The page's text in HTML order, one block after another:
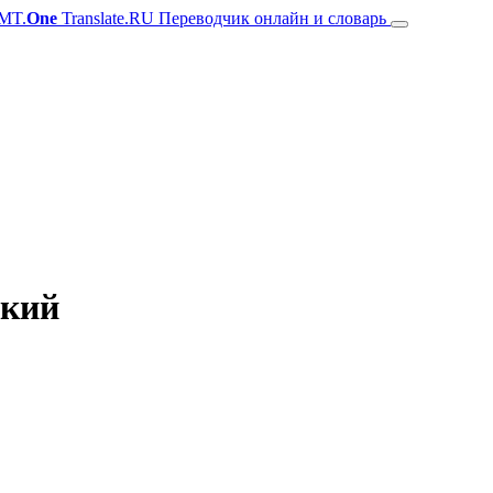
One Translate.RU Переводчик онлайн и словарь